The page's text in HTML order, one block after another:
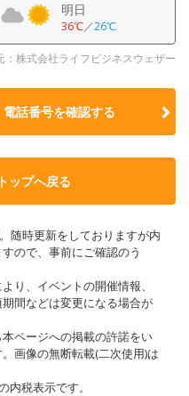
明日
36℃／26℃
：株式会社ライフビジネスウェザー
話番号を確認する
ップへ戻る
随時更新をしておりますが内
ので、事前にご確認のう
り、イベントの開催情報、
間などは変更になる場合が
ページへの掲載の許諾をい
画像の無断転載(二次使用)は
税表示です。